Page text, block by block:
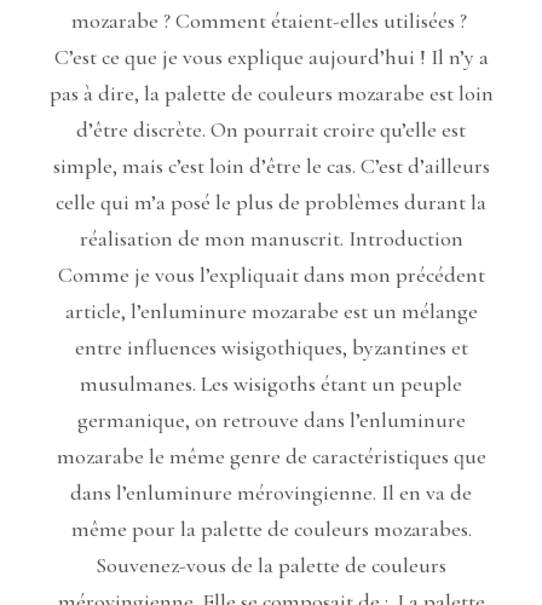
mozarabe ? Comment étaient-elles utilisées ?
C’est ce que je vous explique aujourd’hui ! Il n’y a
pas à dire, la palette de couleurs mozarabe est loin
d’être discrète. On pourrait croire qu’elle est
simple, mais c’est loin d’être le cas. C’est d’ailleurs
celle qui m’a posé le plus de problèmes durant la
réalisation de mon manuscrit. Introduction
Comme je vous l’expliquait dans mon précédent
article, l’enluminure mozarabe est un mélange
entre influences wisigothiques, byzantines et
musulmanes. Les wisigoths étant un peuple
germanique, on retrouve dans l’enluminure
mozarabe le même genre de caractéristiques que
dans l’enluminure mérovingienne. Il en va de
même pour la palette de couleurs mozarabes.
Souvenez-vous de la palette de couleurs